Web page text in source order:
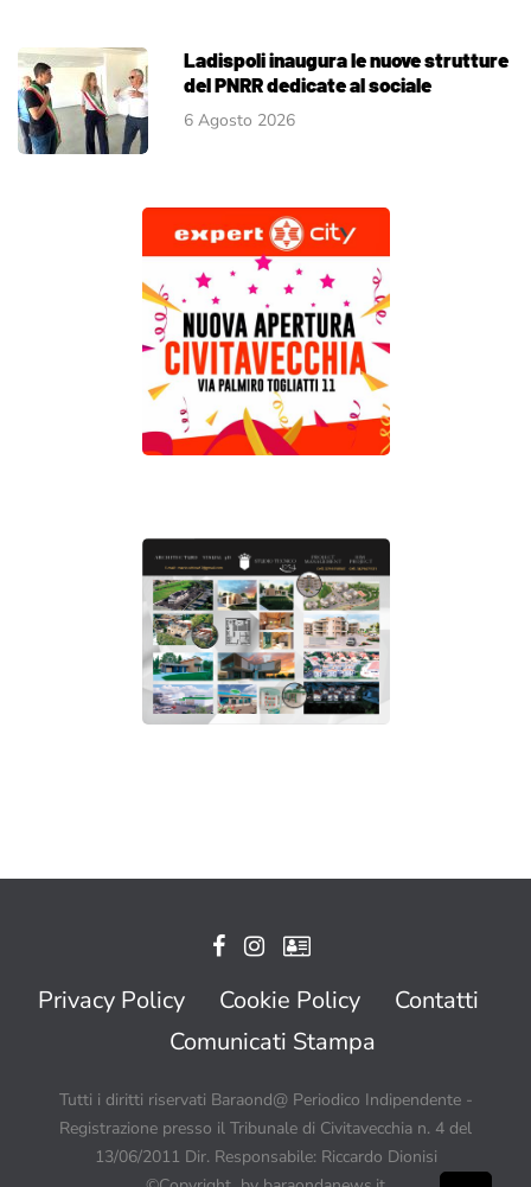
Ladispoli inaugura le nuove strutture
del PNRR dedicate al sociale
6 Agosto 2026
Privacy Policy Cookie Policy
Contatti
Comunicati Stampa
Tutti i diritti riservati Baraond@ Periodico Indipendente -
Registrazione presso il Tribunale di Civitavecchia n. 4 del
13/06/2011 Dir. Responsabile: Riccardo Dionisi